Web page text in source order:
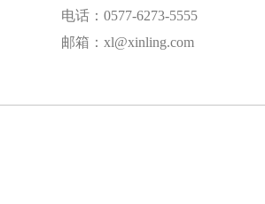
电话：0577-6273-5555
邮箱：xl@xinling.com